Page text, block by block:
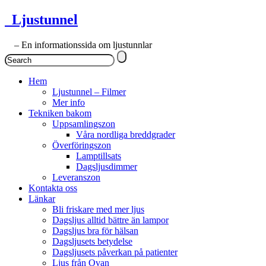
Ljustunnel
– En informationssida om ljustunnlar
Hem
Ljustunnel – Filmer
Mer info
Tekniken bakom
Uppsamlingszon
Våra nordliga breddgrader
Överföringszon
Lamptillsats
Dagsljusdimmer
Leveranszon
Kontakta oss
Länkar
Bli friskare med mer ljus
Dagsljus alltid bättre än lampor
Dagsljus bra för hälsan
Dagsljusets betydelse
Dagsljusets påverkan på patienter
Ljus från Ovan